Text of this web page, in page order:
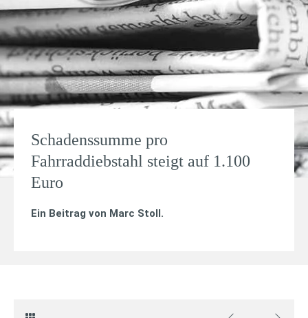
Schadenssumme pro
Fahrraddiebstahl steigt auf 1.100
Euro
Ein Beitrag von Marc Stoll.